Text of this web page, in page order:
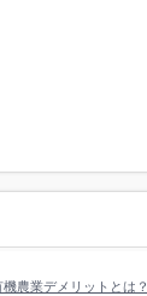
農業デメリットとは？